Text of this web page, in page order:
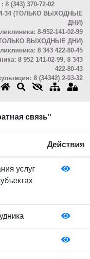
(343) 370-72-02
34 (ТОЛЬКО ВЫХОДНЫЕ
ДНИ)
8-952-141-02-99
ВЫХОДНЫЕ ДНИ)
8 343 422-80-45
8 952 141-02-99, 8 343
422-80-43
8 (34342) 2-03-32
связь"
Действия
услуг